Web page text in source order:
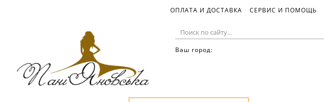
ОПЛАТА И ДОСТАВКА СЕРВИС И ПОМОЩЬ
Ваш город: